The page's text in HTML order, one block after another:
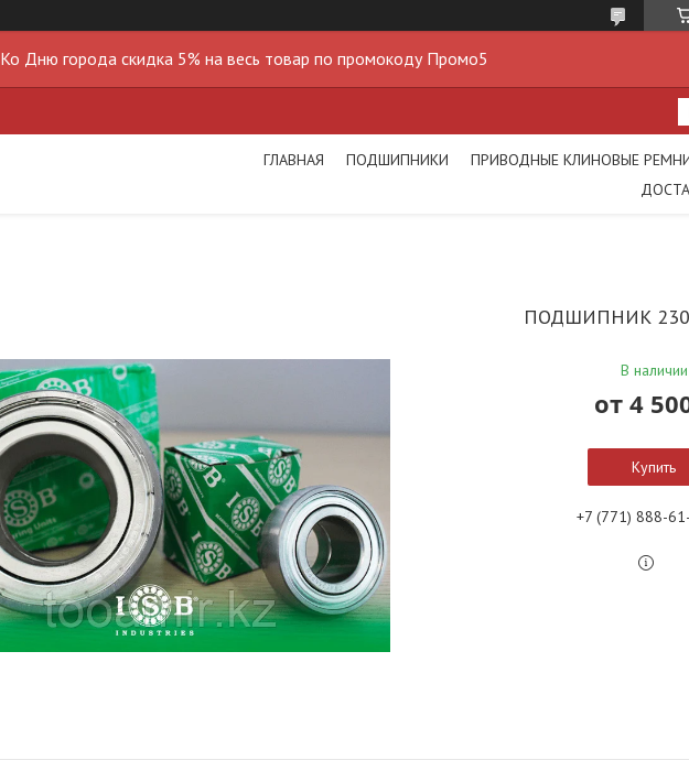
Ко Дню города скидка 5% на весь товар по промокоду Промо5
ГЛАВНАЯ ПОДШИПНИКИ ПРИВОДНЫЕ КЛИНОВЫЕ
ПОДШИПНИК
В наличии
от 4
Купить
+7 (771) 888-